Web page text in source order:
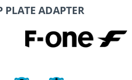
ADAPTER